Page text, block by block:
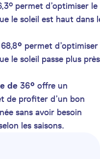
permet d’optimiser le
le soleil est haut dans
° permet d’optimiser
le soleil passe plus près
de 36° offre un
de profiter d’un bon
sans avoir besoin
les saisons.